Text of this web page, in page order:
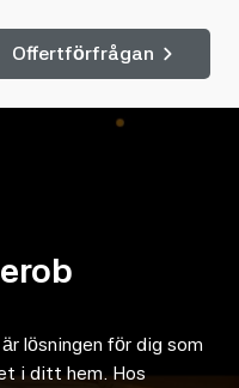
Offertförfrågan
lösningen för dig som
i ditt hem. Hos